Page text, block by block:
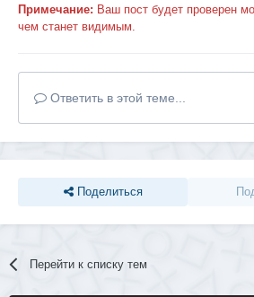
Примечание: Ваш пост будет проверен
чем станет видимым.
Ответить в этой теме...
Поделиться
Перейти к списку тем